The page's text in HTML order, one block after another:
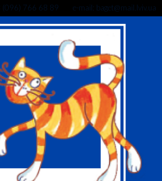
(096) 766 68 89 e-mail: baget@mail.lviv.ua